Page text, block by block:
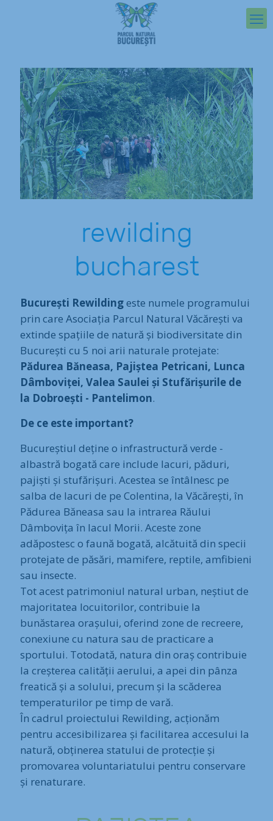
rewilding
bucharest
București Rewildingeste numele programului
prin care Asociația Parcul Natural Văcărești va
extinde spațiile de natură și biodiversitate din
București cu 5 noi arii naturale protejate:
Pădurea Băneasa, Pajiștea Petricani, Lunca
Dâmboviței, Valea Saulei și Stufărișurile de
la Dobroești - Pantelimon.
De ce este important?
Bucureștiul deține o infrastructură verde -
albastră bogată care include lacuri, păduri,
pajiști și stufărișuri. Acestea se întâlnesc pe
salba de lacuri de pe Colentina, la Văcărești, în
Pădurea Băneasa sau la intrarea Răului
Dâmbovița în lacul Morii. Aceste zone
adăpostesc o faună bogată, alcătuită din specii
protejate de păsări, mamifere, reptile, amfibieni
sau insecte.
Tot acest patrimoniul natural urban, neștiut de
majoritatea locuitorilor, contribuie la
bunăstarea orașului, oferind zone de recreere,
conexiune cu natura sau de practicare a
sportului. Totodată, natura din oraș contribuie
la creșterea calității aerului, a apei din pânza
freatică și a solului, precum și la scăderea
temperaturilor pe timp de vară.
În cadrul proiectului Rewilding, acționăm
pentru accesibilizarea și facilitarea accesului la
natură, obținerea statului de protecție și
promovarea voluntariatului pentru conservare
și renaturare.